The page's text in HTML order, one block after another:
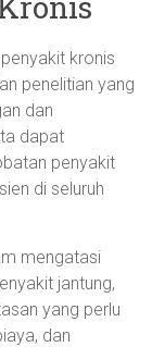
kronis
penelitian yang
dan
dapat
penyakit
di seluruh
mengatasi
jantung,
yang perlu
dan